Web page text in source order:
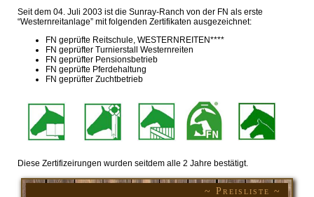
Seit dem 04. Juli 2003 ist die Sunray-Ranch von der FN als erste
“Westernreitanlage” mit folgenden Zertifikaten ausgezeichnet:
FN geprüfte Reitschule, WESTERNREITEN****
FN geprüfter Turnierstall Westernreiten
FN geprüfter Pensionsbetrieb
FN geprüfte Pferdehaltung
FN geprüfter Zuchtbetrieb
Diese Zertifizeirungen wurden seitdem alle 2 Jahre bestätigt.
~ Preisliste ~